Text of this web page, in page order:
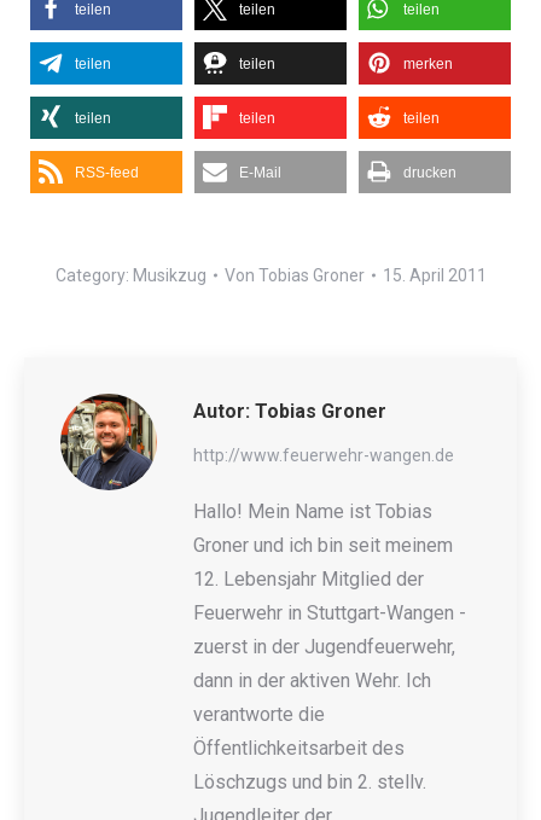
teilen teilen teilen
teilen teilen merken
teilen teilen teilen
RSS-feed E-Mail drucken
Category: Musikzug Von Tobias Groner 15. April 2011
Autor: Tobias Groner
http://www.feuerwehr-wangen.de
Hallo! Mein Name ist Tobias
Groner und ich bin seit meinem
12. Lebensjahr Mitglied der
Feuerwehr in Stuttgart-Wangen -
zuerst in der Jugendfeuerwehr,
dann in der aktiven Wehr. Ich
verantworte die
Öffentlichkeitsarbeit des
Löschzugs und bin 2. stellv.